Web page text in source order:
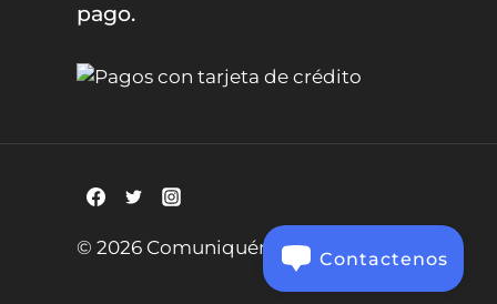
pago.
© 2026 Comuniquémonos Corp SAS
Contactenos